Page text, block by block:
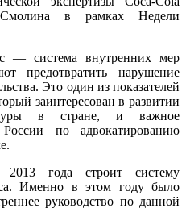
в рамках Недели
— система внутренних мер
предотвратить нарушение
Это один из показателей
заинтересован в развитии
в стране, и важное
по адвокатированию
года строит систему
Именно в этом году было
руководство по данной